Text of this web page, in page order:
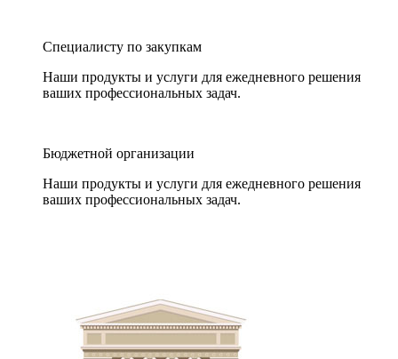
Специалисту по закупкам
Наши продукты и услуги для ежедневного решения
ваших профессиональных задач.
Бюджетной организации
Наши продукты и услуги для ежедневного решения
ваших профессиональных задач.